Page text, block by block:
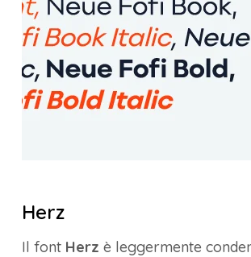
Herz
Il font Herz è leggermente